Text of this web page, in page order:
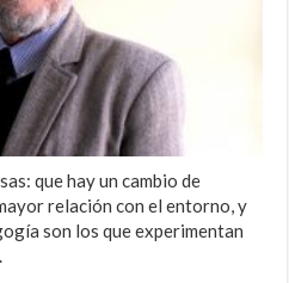
que hay un cambio de
relación con el entorno, y
son los que experimentan